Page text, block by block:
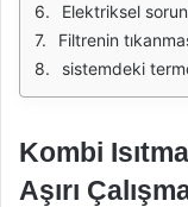
Elektriksel sorunlar da kombi pompasının aşırı çalışmasına yol açabilir. Voltaj dalgalanmaları veya elektrik
Filtrenin tıkanması da pompanın aşırı çalışmasına sebep olan bir başka faktördür.
sistemdeki termostatın doğru çalışmaması da pompanın aşırı çalışmasına neden
Kombi
Aşırı